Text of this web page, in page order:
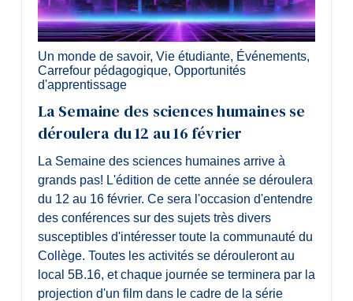
Un monde de savoir, Vie étudiante, Événements,
Carrefour pédagogique, Opportunités
d'apprentissage
La Semaine des sciences humaines se
déroulera du 12 au 16 février
La Semaine des sciences humaines arrive à
grands pas! L'édition de cette année se déroulera
du 12 au 16 février. Ce sera l'occasion d'entendre
des conférences sur des sujets très divers
susceptibles d'intéresser toute la communauté du
Collège. Toutes les activités se dérouleront au
local 5B.16, et chaque journée se terminera par la
projection d'un film dans le cadre de la série